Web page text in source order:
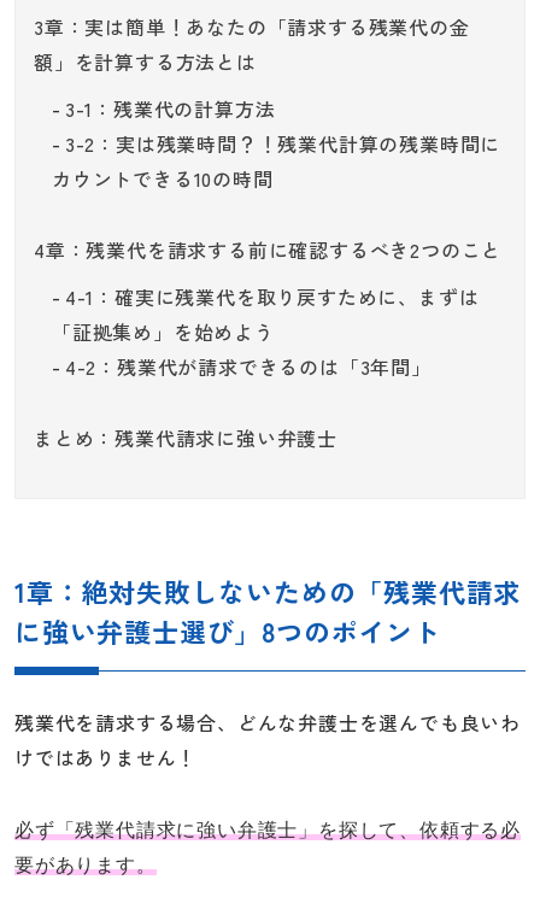
3章：実は簡単！あなたの「請求する残業代の金
額」を計算する方法とは
3-1：残業代の計算方法
3-2：実は残業時間？！残業代計算の残業時間に
カウントできる10の時間
4章：残業代を請求する前に確認するべき2つのこと
4-1：確実に残業代を取り戻すために、まずは
「証拠集め」を始めよう
4-2：残業代が請求できるのは「3年間」
まとめ：残業代請求に強い弁護士
1章：絶対失敗しないための「残業代請求
に強い弁護士選び」8つのポイント
残業代を請求する場合、どんな弁護士を選んでも良いわ
けではありません！
必ず「残業代請求に強い弁護士」を探して、依頼する必
要があります。